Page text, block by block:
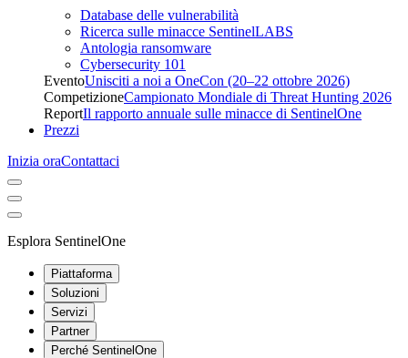
Database delle vulnerabilità
Ricerca sulle minacce SentinelLABS
Antologia ransomware
Cybersecurity 101
EventoUnisciti a noi a OneCon (20–22 ottobre 2026)
CompetizioneCampionato Mondiale di Threat Hunting 2026
ReportIl rapporto annuale sulle minacce di SentinelOne
Prezzi
Inizia oraContattaci
Esplora SentinelOne
Piattaforma
Soluzioni
Servizi
Partner
Perché SentinelOne